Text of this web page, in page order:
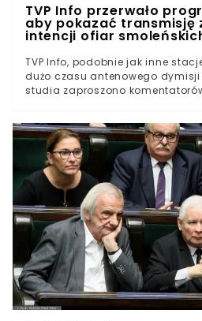
TVP Info przerwało
aby pokazać transmisję
intencji ofiar
TVP Info, podobnie jak inne
dużo czasu antenowego dymisji
studia zaproszono
został przerwany, aby pokazać
świętej w intencji ofiar